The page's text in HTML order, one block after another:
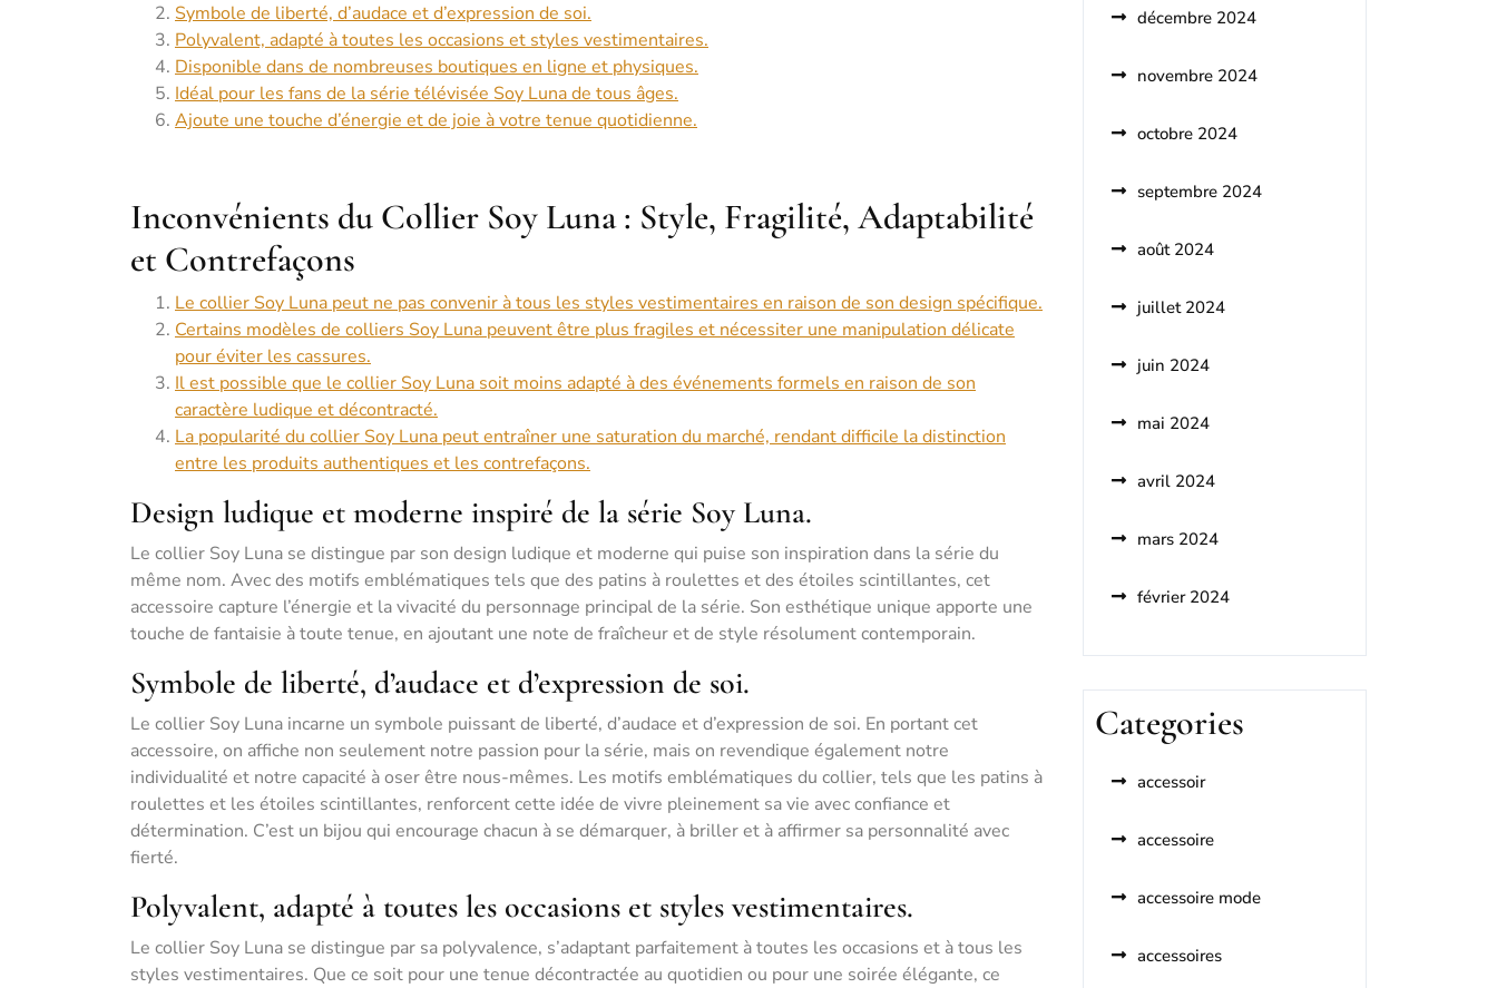
Symbole de liberté, d’audace et d’expression de soi.
Polyvalent, adapté à toutes les occasions et styles vestimentaires.
Disponible dans de nombreuses boutiques en ligne et physiques.
Idéal pour les fans de la série télévisée Soy Luna de tous âges.
Ajoute une touche d’énergie et de joie à votre tenue quotidienne.
Inconvénients du Collier Soy Luna : Style, Fragilité, Adaptabilité
et Contrefaçons
Le collier Soy Luna peut ne pas convenir à tous les styles vestimentaires en raison de son design spécifique.
Certains modèles de colliers Soy Luna peuvent être plus fragiles et nécessiter une manipulation délicate
pour éviter les cassures.
Il est possible que le collier Soy Luna soit moins adapté à des événements formels en raison de son
caractère ludique et décontracté.
La popularité du collier Soy Luna peut entraîner une saturation du marché, rendant difficile la distinction
entre les produits authentiques et les contrefaçons.
Design ludique et moderne inspiré de la série Soy Luna.
Le collier Soy Luna se distingue par son design ludique et moderne qui puise son inspiration dans la série du
même nom. Avec des motifs emblématiques tels que des patins à roulettes et des étoiles scintillantes, cet
accessoire capture l’énergie et la vivacité du personnage principal de la série. Son esthétique unique apporte une
touche de fantaisie à toute tenue, en ajoutant une note de fraîcheur et de style résolument contemporain.
Symbole de liberté, d’audace et d’expression de soi.
Le collier Soy Luna incarne un symbole puissant de liberté, d’audace et d’expression de soi. En portant cet
accessoire, on affiche non seulement notre passion pour la série, mais on revendique également notre
individualité et notre capacité à oser être nous-mêmes. Les motifs emblématiques du collier, tels que les patins à
roulettes et les étoiles scintillantes, renforcent cette idée de vivre pleinement sa vie avec confiance et
détermination. C’est un bijou qui encourage chacun à se démarquer, à briller et à affirmer sa personnalité avec
fierté.
Polyvalent, adapté à toutes les occasions et styles vestimentaires.
Le collier Soy Luna se distingue par sa polyvalence, s’adaptant parfaitement à toutes les occasions et à tous les
styles vestimentaires. Que ce soit pour une tenue décontractée au quotidien ou pour une soirée élégante, ce
décembre 2024
novembre 2024
octobre 2024
septembre 2024
août 2024
juillet 2024
juin 2024
mai 2024
avril 2024
mars 2024
février 2024
Categories
accessoir
accessoire
accessoire mode
accessoires